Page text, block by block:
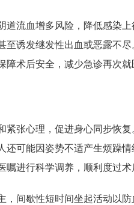
流血增多风险，降低感染
至诱发继发性出血或恶露不
术后安全，减少急诊再次就
张心理，促进身心同步恢
可能因姿势不适产生烦躁
进行科学调养，顺利度过术
间歇性短时间坐起活动以